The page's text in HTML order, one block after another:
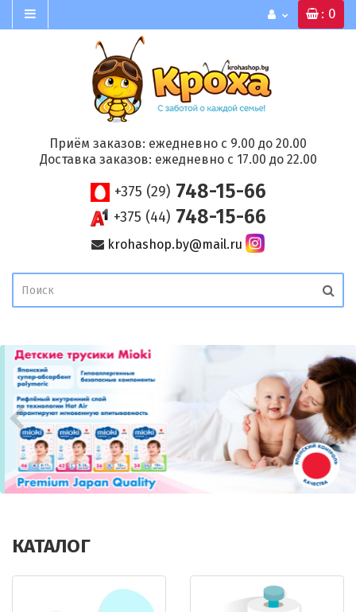
: 0
Приём заказов: ежедневно с 9.00 до 20.00
Доставка заказов: ежедневно с 17.00 до 22.00
+375 (29) 748-15-66
+375 (44) 748-15-66
krohashop.by@mail.ru
КАТАЛОГ